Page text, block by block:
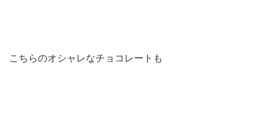
こちらのオシャレなチョコレートも